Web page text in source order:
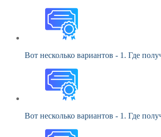
Вот несколько вариантов - 1. Где
Вот несколько вариантов - 1. Где